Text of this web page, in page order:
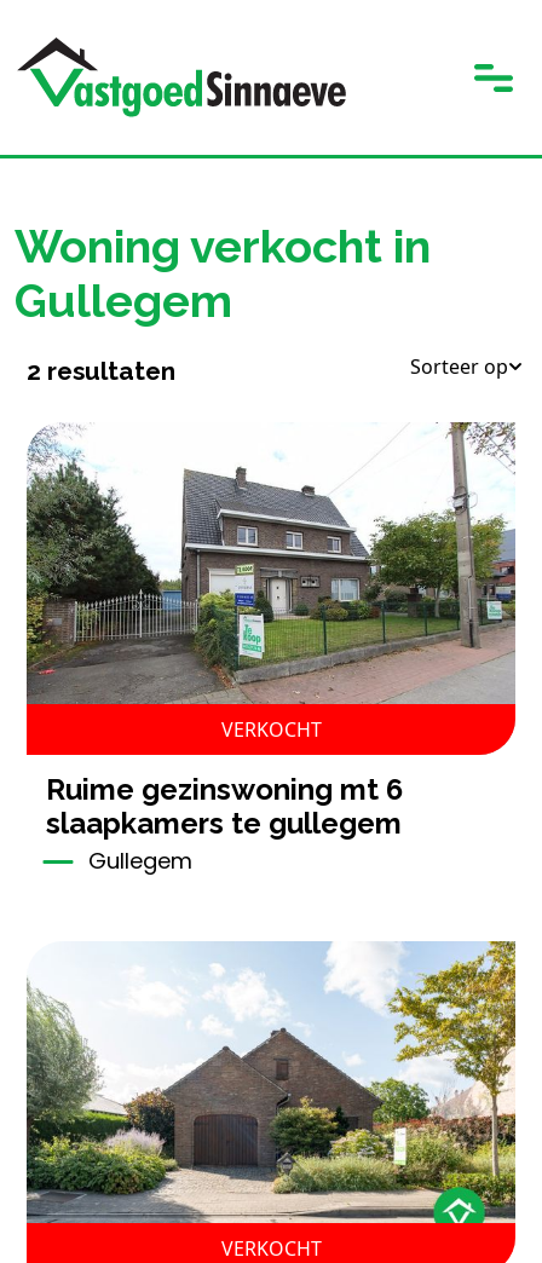
Woning verkocht in
Gullegem
2 resultaten Sorteer op
VERKOCHT
ruime gezinswoning mt 6
slaapkamers te gullegem
Gullegem
VERKOCHT